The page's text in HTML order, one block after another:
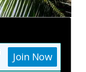
Join Now